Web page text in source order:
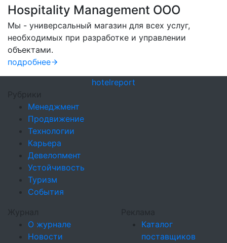
Hospitality Management OOO
Мы - универсальный магазин для всех услуг,
необходимых при разработке и управлении
объектами.
подробнее
hotelreport
Рубрики
Менеджмент
Продвижение
Технологии
Карьера
Девелопмент
Устойчивость
Туризм
События
Журнал
О журнале
Новости
Реклама
Каталог
поставщиков